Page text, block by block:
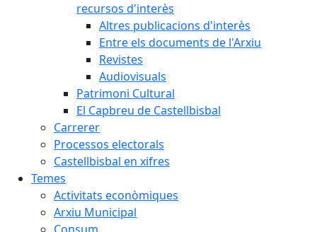
recursos d'interès
Altres publicacions d'interès
Entre els documents de l'Arxiu
Revistes
Audiovisuals
Patrimoni Cultural
El Capbreu de Castellbisbal
Carrerer
Processos electorals
Castellbisbal en xifres
Temes
Activitats econòmiques
Arxiu Municipal